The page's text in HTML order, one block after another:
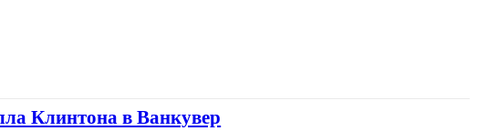
Клинтона в Ванкувер